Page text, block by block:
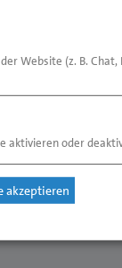
Goldenen
(damals
für das
noch an
Website (z. B.
aktivieren oder
akzeptieren